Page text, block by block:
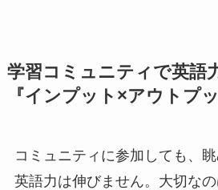
学習コミュニティで英語
『インプット×アウトプ
コミュニティに参加しても、
英語力は伸びません。大切なの